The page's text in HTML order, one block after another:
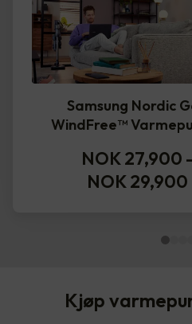
Samsung Nordic
WindFree™️
NOK 27,900 -
NOK 29,900
Kjøp